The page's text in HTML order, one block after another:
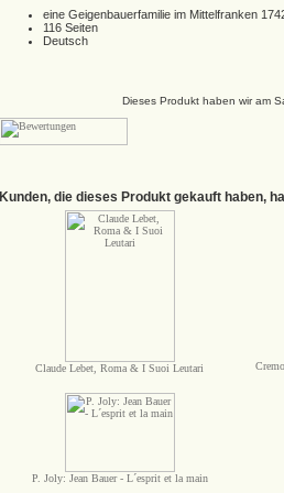
eine Geigenbauerfamilie im Mittelfranken
116 Seiten
Deutsch
Dieses Produkt haben wir am
Kunden, die dieses Produkt gekauft haben,
Claude Lebet, Roma & I Suoi Leutari
P. Joly: Jean Bauer - L´esprit et la main